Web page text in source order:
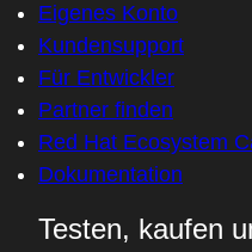
Eigenes Konto
Kundensupport
Für Entwickler
Partner finden
Red Hat Ecosystem
Dokumentation
Testen, kaufen